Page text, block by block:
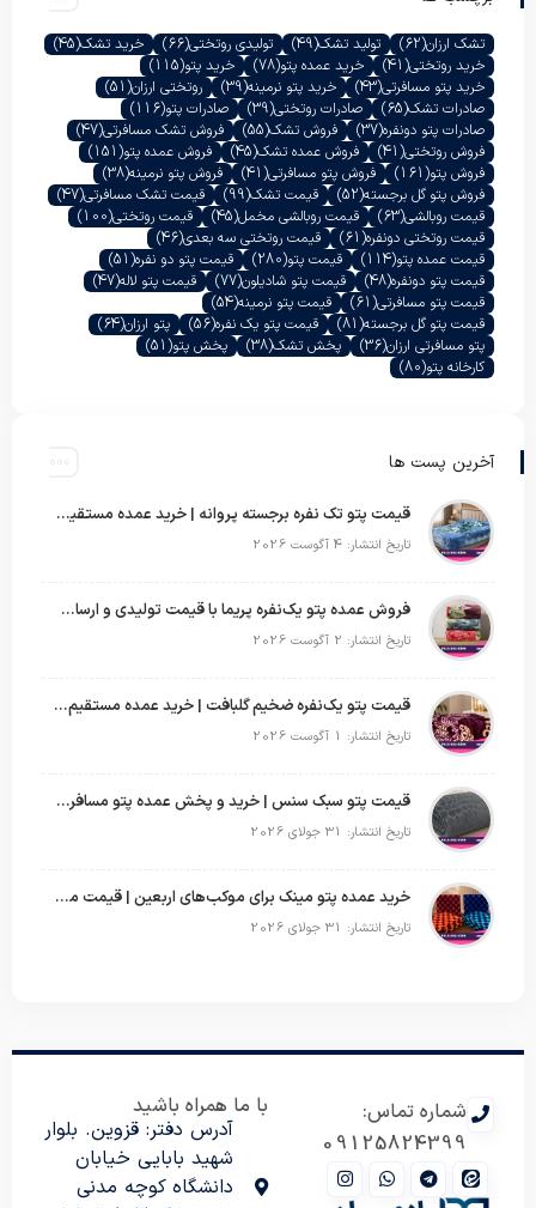
تشک ارزان(62) تولید تشک(49) تولیدی روتختی(66) خرید تشک(45)
خرید روتختی(41) خرید عمده پتو(78) خرید پتو(115)
خرید پتو مسافرتی(43) خرید پتو نرمینه(39) روتختی ارزان(51)
صادرات تشک(65) صادرات روتختی(39) صادرات پتو(116)
صادرات پتو دونفره(37) فروش تشک(55) فروش تشک مسافرتی(47)
فروش روتختی(41) فروش عمده تشک(45) فروش عمده پتو(151)
فروش پتو(161) فروش پتو مسافرتی(41) فروش پتو نرمینه(38)
فروش پتو گل برجسته(52) قیمت تشک(99) قیمت تشک مسافرتی(47)
قیمت روبالشی(63) قیمت روبالشی مخمل(45) قیمت روتختی(100)
قیمت روتختی دونفره(61) قیمت روتختی سه بعدی(46)
قیمت عمده پتو(114) قیمت پتو(280) قیمت پتو دو نفره(51)
قیمت پتو دونفره(48) قیمت پتو شادیلون(77) قیمت پتو لاله(47)
قیمت پتو مسافرتی(61) قیمت پتو نرمینه(54)
قیمت پتو گل برجسته(81) قیمت پتو یک نفره(56) پتو ارزان(64)
پتو مسافرتی ارزان(36) پخش تشک(38) پخش پتو(51)
کارخانه پتو(80)
آخرین پست ها
قیمت پتو تک نفره برجسته پروانه | خرید عمده مستقیم با بهترین قیمت بازار
تاریخ انتشار: 4 آگوست 2026
فروش عمده پتو یک‌نفره پریما با قیمت تولیدی و ارسال به سراسر کشور
تاریخ انتشار: 2 آگوست 2026
قیمت پتو یک‌نفره ضخیم گلبافت | خرید عمده مستقیم با بهترین قیمت
تاریخ انتشار: 1 آگوست 2026
قیمت پتو سبک سنس | خرید و پخش عمده پتو مسافرتی Sense
تاریخ انتشار: 31 جولای 2026
خرید عمده پتو مینک برای موکب‌های اربعین | قیمت مناسب و ارسال سریع
تاریخ انتشار: 31 جولای 2026
شماره تماس:
09125824399
با ما همراه باشید
آدرس دفتر: قزوین. بلوار
شهید بابایی خیابان
دانشگاه کوچه مدنی